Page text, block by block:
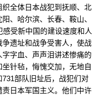
全体日本战犯到抚顺、北
、哈尔滨、长春、鞍山、
受新中国的建设速度和人
遗址和战争受害人，使战
字血、声声泪讲述惨痛的
针毡，悔愧交加，无地自
部队旧址后，战犯们对
日本军国主义。他们中许